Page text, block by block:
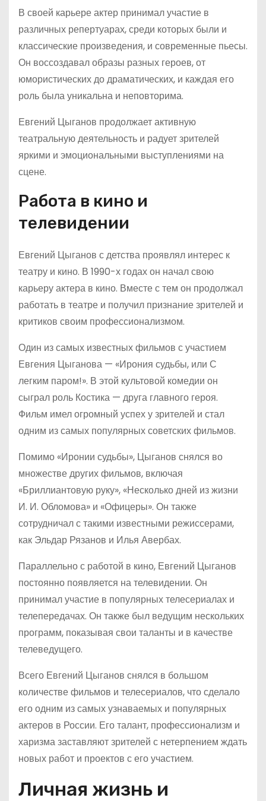
В своей карьере актер принимал участие в
различных репертуарах, среди которых были и
классические произведения, и современные пьесы.
Он воссоздавал образы разных героев, от
юмористических до драматических, и каждая его
роль была уникальна и неповторима.
Евгений Цыганов продолжает активную
театральную деятельность и радует зрителей
яркими и эмоциональными выступлениями на
сцене.
Работа в кино и
телевидении
Евгений Цыганов с детства проявлял интерес к
театру и кино. В 1990-х годах он начал свою
карьеру актера в кино. Вместе с тем он продолжал
работать в театре и получил признание зрителей и
критиков своим профессионализмом.
Один из самых известных фильмов с участием
Евгения Цыганова — «Ирония судьбы, или С
легким паром!». В этой культовой комедии он
сыграл роль Костика — друга главного героя.
Фильм имел огромный успех у зрителей и стал
одним из самых популярных советских фильмов.
Помимо «Иронии судьбы», Цыганов снялся во
множестве других фильмов, включая
«Бриллиантовую руку», «Несколько дней из жизни
И. И. Обломова» и «Офицеры». Он также
сотрудничал с такими известными режиссерами,
как Эльдар Рязанов и Илья Авербах.
Параллельно с работой в кино, Евгений Цыганов
постоянно появляется на телевидении. Он
принимал участие в популярных телесериалах и
телепередачах. Он также был ведущим нескольких
программ, показывая свои таланты и в качестве
телеведущего.
Всего Евгений Цыганов снялся в большом
количестве фильмов и телесериалов, что сделало
его одним из самых узнаваемых и популярных
актеров в России. Его талант, профессионализм и
харизма заставляют зрителей с нетерпением ждать
новых работ и проектов с его участием.
Личная жизнь и